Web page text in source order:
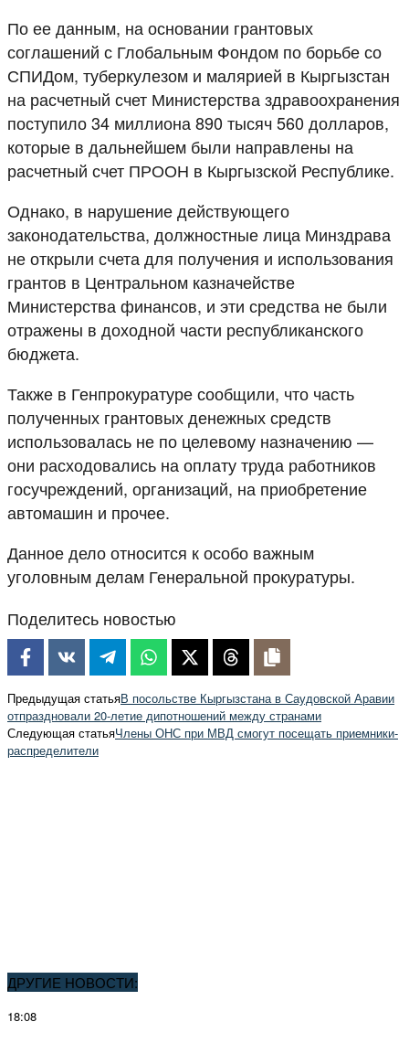
По ее данным, на основании грантовых
соглашений с Глобальным Фондом по борьбе со
СПИДом, туберкулезом и малярией в Кыргызстан
на расчетный счет Министерства здравоохранения
поступило 34 миллиона 890 тысяч 560 долларов,
которые в дальнейшем были направлены на
расчетный счет ПРООН в Кыргызской Республике.
Однако, в нарушение действующего
законодательства, должностные лица Минздрава
не открыли счета для получения и использования
грантов в Центральном казначействе
Министерства финансов, и эти средства не были
отражены в доходной части республиканского
бюджета.
Также в Генпрокуратуре сообщили, что часть
полученных грантовых денежных средств
использовалась не по целевому назначению —
они расходовались на оплату труда работников
госучреждений, организаций, на приобретение
автомашин и прочее.
Данное дело относится к особо важным
уголовным делам Генеральной прокуратуры.
Поделитесь новостью
Предыдущая статьяВ посольстве Кыргызстана в Саудовской Аравии
отпраздновали 20-летие дипотношений между странами
Следующая статьяЧлены ОНС при МВД смогут посещать приемники-
распределители
ДРУГИЕ НОВОСТИ:
18:08